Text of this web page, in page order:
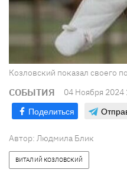
Козловский показал своего
СОБЫТИЯ 04 Ноября 2024
Поделиться
Автор: Людмила Блик
ВИТАЛИЙ КОЗЛОВСКИЙ